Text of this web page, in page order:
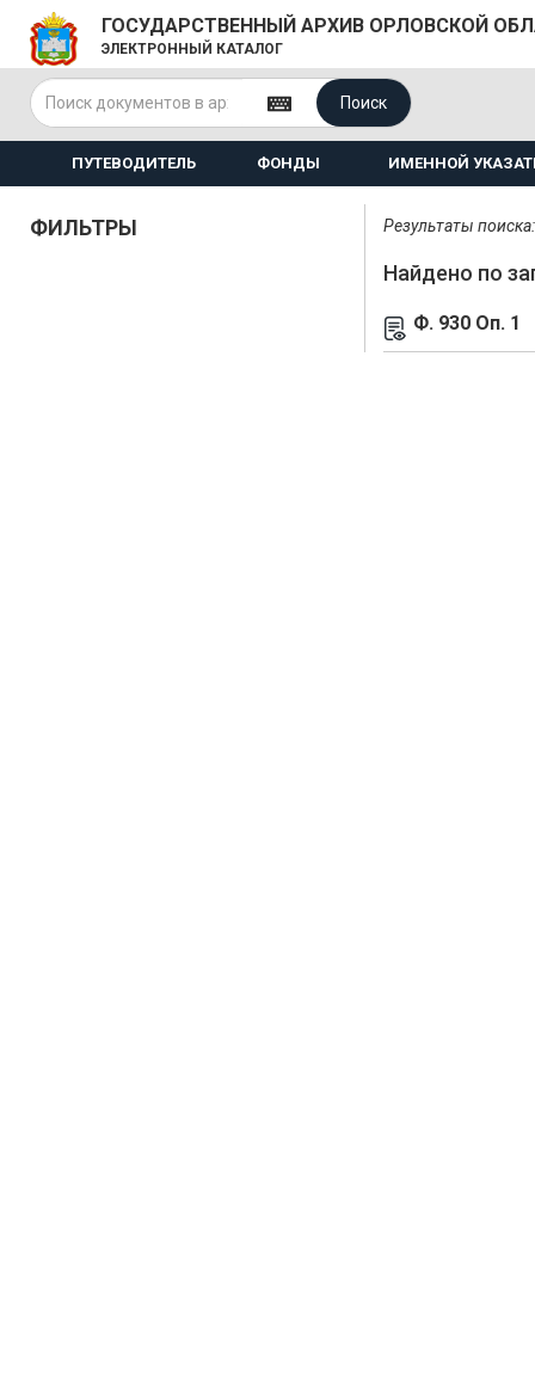
ГОСУДАРСТВЕННЫЙ АРХИВ ОРЛОВСКОЙ
ЭЛЕКТРОННЫЙ КАТАЛОГ
Поиск
ПУТЕВОДИТЕЛЬ ФОНДЫ ИМЕННОЙ
ФИЛЬТРЫ Результаты
Найдено по
Ф. 930 Оп. 1